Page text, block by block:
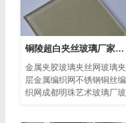
铜陵超白夹丝玻璃厂家地址
金属夹胶玻璃夹丝网玻璃夹
层金属编织网不锈钢铜丝编
织网成都明珠艺术玻璃厂玻